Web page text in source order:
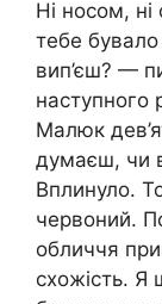
Ні носом,
тебе
вип’єш? —
наступного
Малюк
думаєш, чи
Вплинуло.
червоний.
обличчя
схожість. Я